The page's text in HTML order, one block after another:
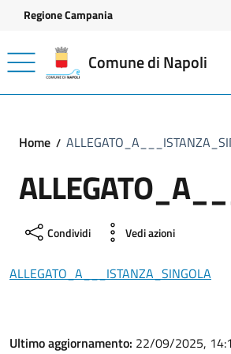
Vai ai contenuti
Vai al footer
Regione Campania
Comune di Napoli
Home
Condividi Vedi azioni
ALLEGATO_A___ISTANZA_SINGOLA
Ultimo aggiornamento: 22/09/2025,